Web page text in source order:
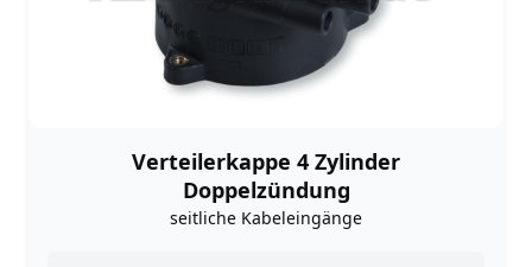
Verteilerkappe 4 Zylinder
Doppelzündung
seitliche Kabeleingänge